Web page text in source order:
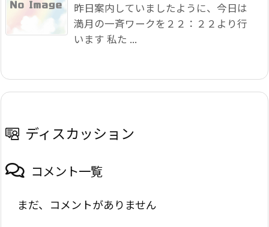
昨日案内していましたように、今日は
満月の一斉ワークを２２：２２より行
います 私た ...
ディスカッション
コメント一覧
まだ、コメントがありません